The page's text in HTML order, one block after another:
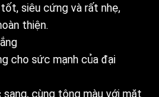
siêu cứng và rất nhẹ,
thiện.
cho sức mạnh của đại
cùng tông màu với mặt